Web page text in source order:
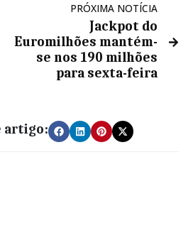
PRÓXIMA NOTÍCIA
Jackpot do
Euromilhões mantém-
se nos 190 milhões
para sexta-feira
artigo: